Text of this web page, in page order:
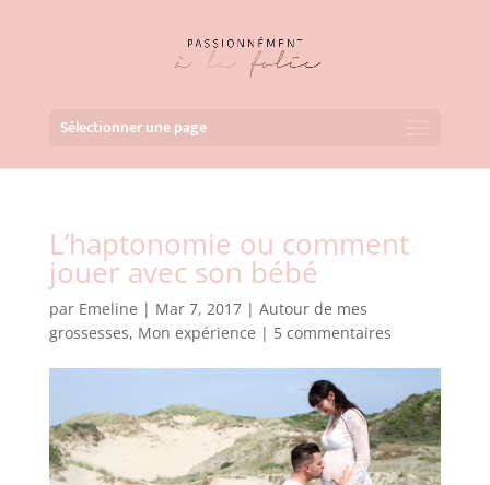
Sélectionner une page
L’haptonomie ou comment
jouer avec son bébé
par Emeline | Mar 7, 2017| Autour de mes
grossesses, Mon expérience | 5 commentaires